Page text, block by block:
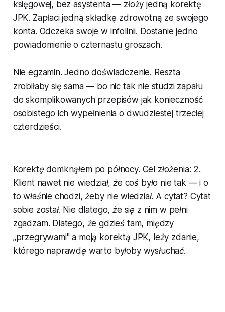
księgowej, bez asystenta — złoży jedną korektę
JPK. Zapłaci jedną składkę zdrowotną ze swojego
konta. Odczeka swoje w infolinii. Dostanie jedno
powiadomienie o czternastu groszach.
Nie egzamin. Jedno doświadczenie. Reszta
zrobiłaby się sama — bo nic tak nie studzi zapału
do skomplikowanych przepisów jak konieczność
osobistego ich wypełnienia o dwudziestej trzeciej
czterdzieści.
Korektę domknąłem po północy. Cel złożenia: 2.
Klient nawet nie wiedział, że coś było nie tak — i o
to właśnie chodzi, żeby nie wiedział. A cytat? Cytat
sobie został. Nie dlatego, że się z nim w pełni
zgadzam. Dlatego, że gdzieś tam, między
„przegrywami" a moją korektą JPK, leży zdanie,
którego naprawdę warto byłoby wysłuchać.